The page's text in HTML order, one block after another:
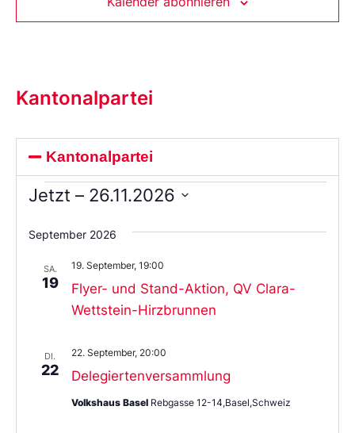
Kantonalpartei
Kantonalpartei
Jetzt – 26.11.2026
Sie
das
aus.
September 2026
SA.
19
Flyer- und Stand-Aktion, QV Clara-
Wettstein-Hirzbrunnen
19. September, 19:00
DI.
22 Delegiertenversammlung
22. September, 20:00
Volkshaus Basel Rebgasse 12-14,Basel,Schweiz